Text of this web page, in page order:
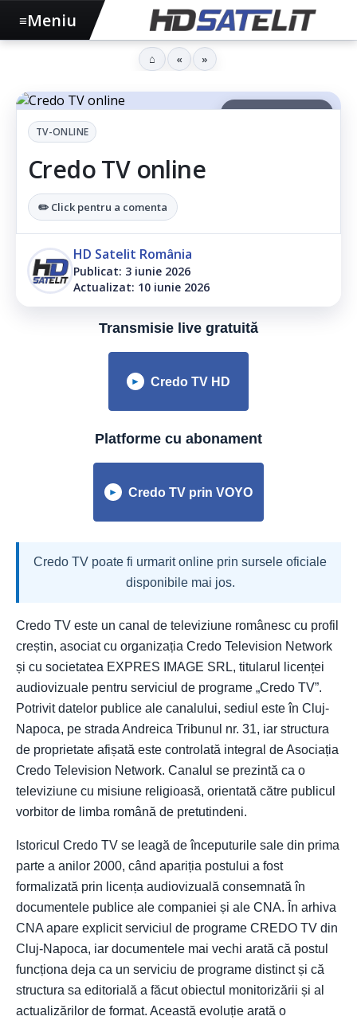
▶ Ascultă articolul
TV-ONLINE
Credo TV online
✏️ Click pentru a comenta
HD Satelit România
Publicat: 3 iunie 2026
Actualizat: 10 iunie 2026
Transmisie live gratuită
► Credo TV HD
Platforme cu abonament
► Credo TV prin VOYO
Credo TV poate fi urmarit online prin sursele oficiale
disponibile mai jos.
Credo TV este un canal de televiziune românesc cu profil
creștin, asociat cu organizația Credo Television Network
și cu societatea EXPRES IMAGE SRL, titularul licenței
audiovizuale pentru serviciul de programe „Credo TV”.
Potrivit datelor publice ale canalului, sediul este în Cluj-
Napoca, pe strada Andreica Tribunul nr. 31, iar structura
de proprietate afișată este controlată integral de Asociația
Credo Television Network. Canalul se prezintă ca o
televiziune cu misiune religioasă, orientată către publicul
vorbitor de limba română de pretutindeni.
Istoricul Credo TV se leagă de începuturile sale din prima
parte a anilor 2000, când apariția postului a fost
formalizată prin licența audiovizuală consemnată în
documentele publice ale companiei și ale CNA. În arhiva
CNA apare explicit serviciul de programe CREDO TV din
Cluj-Napoca, iar documentele mai vechi arată că postul
funcționa deja ca un serviciu de programe distinct și că
structura sa editorială a făcut obiectul monitorizării și al
actualizărilor de format. Această evoluție arată o
≡Meniu
⌂ « »